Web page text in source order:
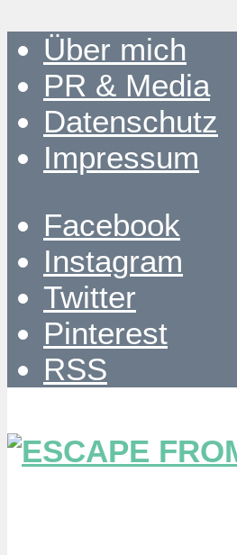
Über mich
PR & Media
Datenschutz
Impressum
Facebook
Instagram
Twitter
Pinterest
RSS